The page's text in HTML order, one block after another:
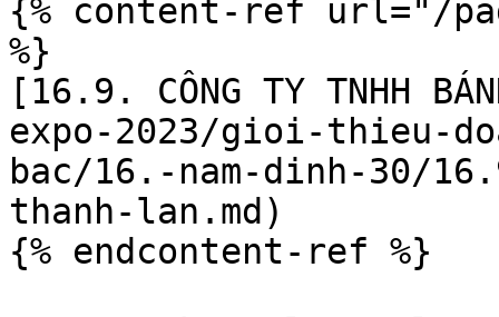
{% content-ref url="/
%}
[16.9. CÔNG TY TNHH
expo-2023/gioi-thieu-
bac/16.-nam-dinh-30/
thanh-lan.md)
{% endcontent-ref %}